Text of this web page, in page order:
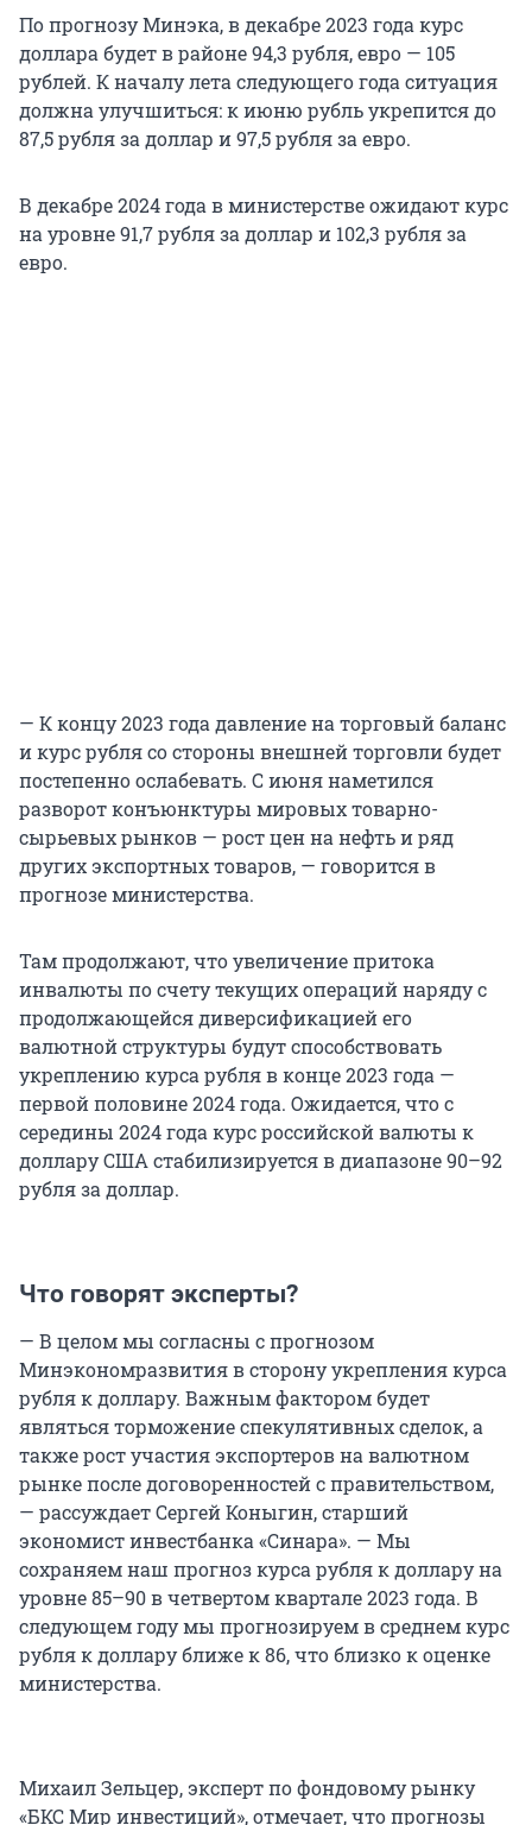
По прогнозу Минэка, в декабре 2023 года курс
доллара будет в районе 94,3 рубля, евро — 105
рублей. К началу лета следующего года ситуация
должна улучшиться: к июню рубль укрепится до
87,5 рубля за доллар и 97,5 рубля за евро.
В декабре 2024 года в министерстве ожидают курс
на уровне 91,7 рубля за доллар и 102,3 рубля за
евро.
— К концу 2023 года давление на торговый баланс
и курс рубля со стороны внешней торговли будет
постепенно ослабевать. С июня наметился
разворот конъюнктуры мировых товарно-
сырьевых рынков — рост цен на нефть и ряд
других экспортных товаров, — говорится в
прогнозе министерства.
Там продолжают, что увеличение притока
инвалюты по счету текущих операций наряду с
продолжающейся диверсификацией его
валютной структуры будут способствовать
укреплению курса рубля в конце 2023 года —
первой половине 2024 года. Ожидается, что с
середины 2024 года курс российской валюты к
доллару США стабилизируется в диапазоне 90–92
рубля за доллар.
Что говорят эксперты?
— В целом мы согласны с прогнозом
Минэкономразвития в сторону укрепления курса
рубля к доллару. Важным фактором будет
являться торможение спекулятивных сделок, а
также рост участия экспортеров на валютном
рынке после договоренностей с правительством,
— рассуждает Сергей Коныгин, старший
экономист инвестбанка «Синара». — Мы
сохраняем наш прогноз курса рубля к доллару на
уровне 85–90 в четвертом квартале 2023 года. В
следующем году мы прогнозируем в среднем курс
рубля к доллару ближе к 86, что близко к оценке
министерства.
Михаил Зельцер, эксперт по фондовому рынку
«БКС Мир инвестиций», отмечает, что прогнозы